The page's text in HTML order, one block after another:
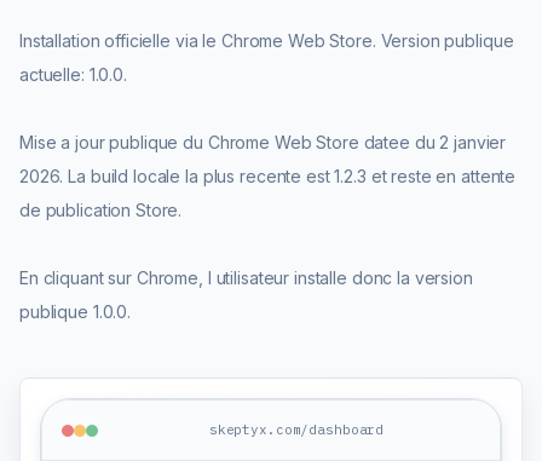
Installation officielle via le Chrome Web Store. Version publique
actuelle: 1.0.0.
Mise a jour publique du Chrome Web Store datee du 2 janvier
2026. La build locale la plus recente est 1.2.3 et reste en attente
de publication Store.
En cliquant sur Chrome, l utilisateur installe donc la version
publique 1.0.0.
skeptyx.com/dashboard